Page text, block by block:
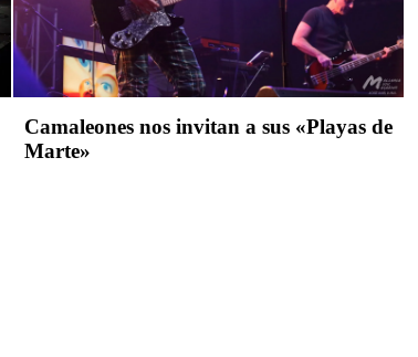
Camaleones nos invitan a sus «Playas de
Marte»